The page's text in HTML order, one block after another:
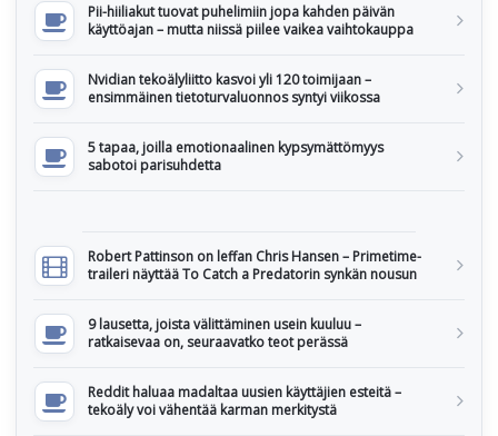
Pii-hiiliakut tuovat puhelimiin jopa kahden päivän
käyttöajan – mutta niissä piilee vaikea vaihtokauppa
Nvidian tekoälyliitto kasvoi yli 120 toimijaan –
ensimmäinen tietoturvaluonnos syntyi viikossa
5 tapaa, joilla emotionaalinen kypsymättömyys
sabotoi parisuhdetta
Robert Pattinson on leffan Chris Hansen – Primetime-
traileri näyttää To Catch a Predatorin synkän nousun
9 lausetta, joista välittäminen usein kuuluu –
ratkaisevaa on, seuraavatko teot perässä
Reddit haluaa madaltaa uusien käyttäjien esteitä –
tekoäly voi vähentää karman merkitystä